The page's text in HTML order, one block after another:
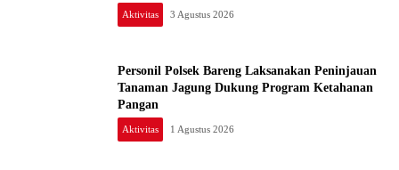
Aktivitas 3 Agustus 2026
Personil Polsek Bareng Laksanakan Peninjauan
Tanaman Jagung Dukung Program Ketahanan
Pangan
Aktivitas 1 Agustus 2026